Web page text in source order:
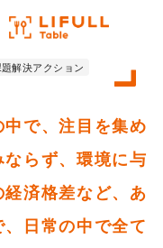
解決アクション
で、注目を集め
らず、環境に与
済格差など、あ
日常の中で全て